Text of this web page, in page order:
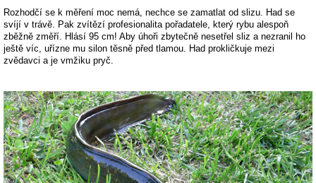
Rozhodčí se k měření moc nemá, nechce se zamatlat od slizu. Had se
svíjí v trávě. Pak zvítězí profesionalita pořadatele, který rybu alespoň
zběžně změří. Hlásí 95 cm! Aby úhoři zbytečně nesetřel sliz a nezranil ho
ještě víc, uřízne mu silon těsně před tlamou. Had prokličkuje mezi
zvědavci a je vmžiku pryč.